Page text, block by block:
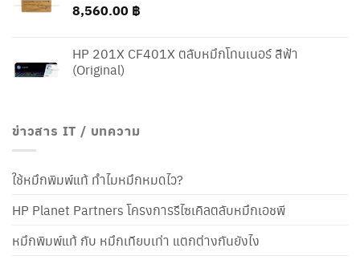
8,560.00 ฿
HP 201X CF401X ตลับหมึกโทนเนอร์ สีฟ้า
(Original)
ข่าวสาร IT / บทความ
ใช้หมึกพิมพ์แท้ ทำไมหมึกหมดไว?
HP Planet Partners โครงการรีไซเคิลตลับหมึกเอชพี
หมึกพิมพ์แท้ กับ หมึกเทียบเท่า แตกต่างกันยังไง